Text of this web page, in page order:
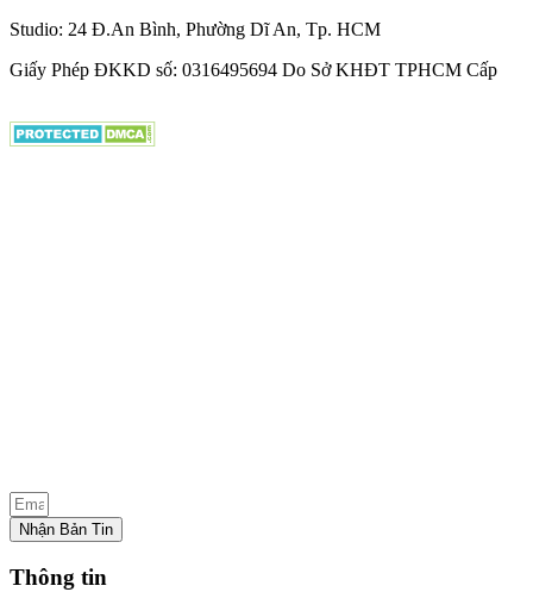
Studio: 24 Đ.An Bình, Phường Dĩ An, Tp. HCM
Giấy Phép ĐKKD số: 0316495694 Do Sở KHĐT TPHCM Cấp
Nhận Bản Tin
Thông tin